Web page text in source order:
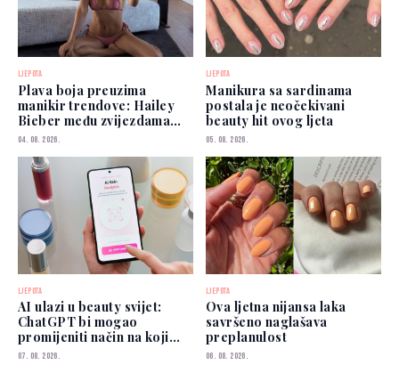
LJEPOTA
Plava boja preuzima
manikir trendove: Hailey
Bieber među zvijezdama
koje je već nose
04. 08. 2026.
LJEPOTA
Manikura sa sardinama
postala je neočekivani
beauty hit ovog ljeta
05. 08. 2026.
LJEPOTA
AI ulazi u beauty svijet:
ChatGPT bi mogao
promijeniti način na koji
biramo šminku
07. 08. 2026.
LJEPOTA
Ova ljetna nijansa laka
savršeno naglašava
preplanulost
06. 08. 2026.